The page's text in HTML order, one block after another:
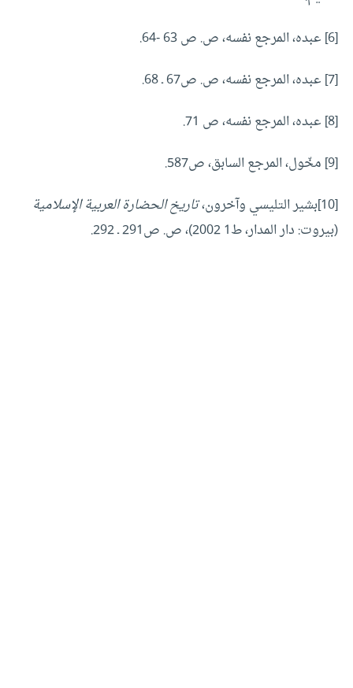
[6] عبده، المرجع نفسه، ص. ص 63 -64.
[7] عبده، المرجع نفسه، ص. ص67 ـ 68.
[8] عبده، المرجع نفسه، ص 71.
[9] مخّول، المرجع السابق، ص587.
[10]
بشير التليسي وآخرون،تاريخ الحضارة العربية الإسلامية
(بيروت: دار المدار، ط1 2002)، ص. ص291 ـ 292.